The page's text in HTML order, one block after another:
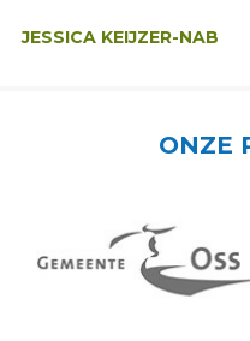
JESSICA KEIJZER-NAB
ONZE